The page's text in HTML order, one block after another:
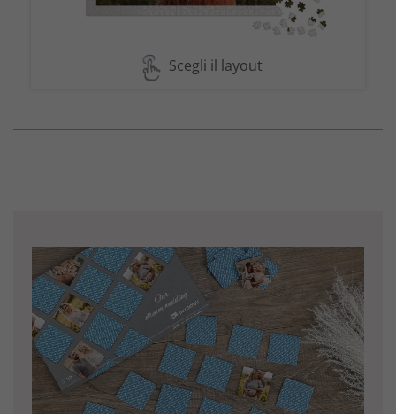
Scegli il layout